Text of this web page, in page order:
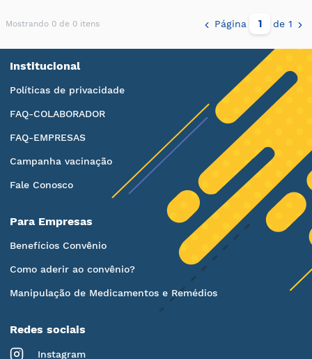
Mostrando 0 de 0 itens Página de 1
Institucional
Políticas de privacidade
FAQ-COLABORADOR
FAQ-EMPRESAS
Campanha vacinação
Fale Conosco
Para Empresas
Benefícios Convênio
Como aderir ao convênio?
Manipulação de Medicamentos e Remédios
Redes sociais
Instagram